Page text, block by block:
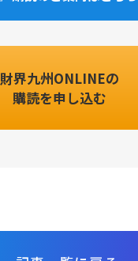
財界九州ONLINEの
購読を申し込む